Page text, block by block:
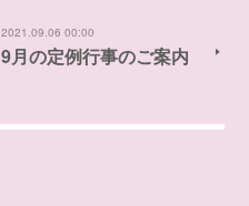
2021.09.06 00:00
9月の定例行事のご案内